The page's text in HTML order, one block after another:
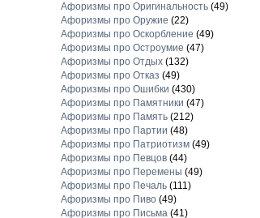
Афоризмы про Оригинальность(49)
Афоризмы про Оружие (22)
Афоризмы про Оскорбление (49)
Афоризмы про Остроумие (47)
Афоризмы про Отдых(132)
Афоризмы про Отказ (49)
Афоризмы про Ошибки (430)
Афоризмы про Памятники (47)
Афоризмы про Память(212)
Афоризмы про Партии (48)
Афоризмы про Патриотизм(49)
Афоризмы про Певцов(44)
Афоризмы про Перемены (49)
Афоризмы про Печаль(111)
Афоризмы про Пиво(49)
Афоризмы про Письма(41)